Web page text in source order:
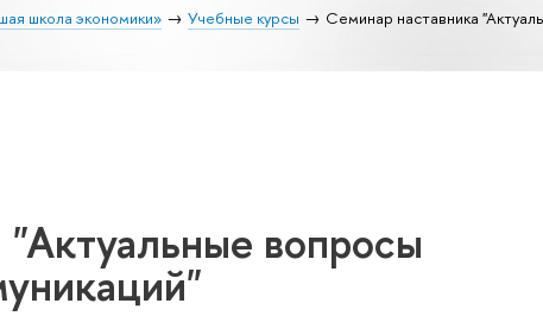
школа экономики» Учебные курсы
Семинар наставника
вопросы